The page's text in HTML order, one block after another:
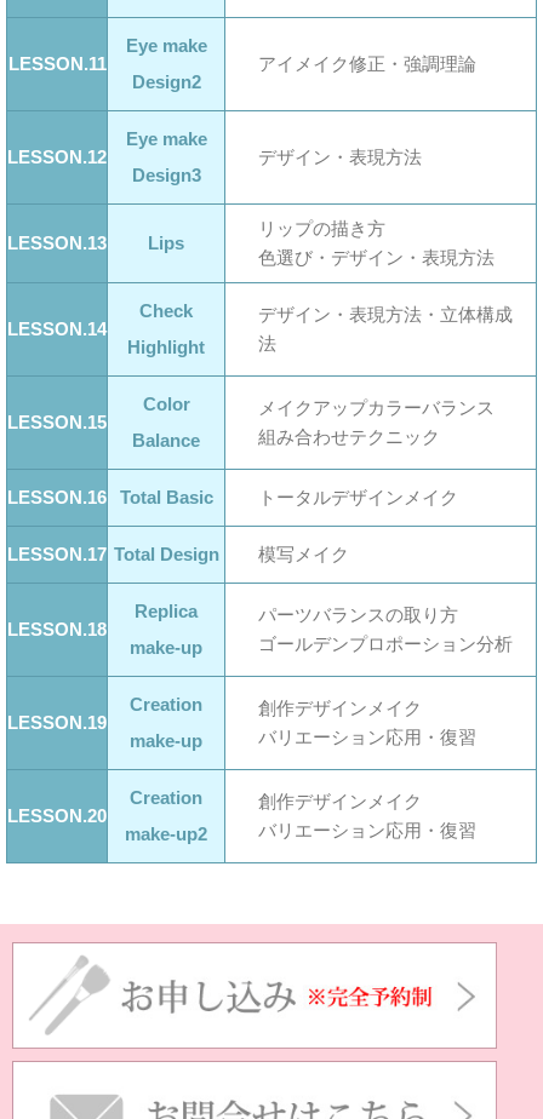
LESSON.11
Eye make
Design2
アイメイク修正・強調理論
LESSON.12
Eye make
Design3
デザイン・表現方法
LESSON.13 Lips
リップの描き方
色選び・デザイン・表現方法
LESSON.14
Check
Highlight
デザイン・表現方法・立体構成
法
LESSON.15
Color
Balance
メイクアップカラーバランス
組み合わせテクニック
LESSON.16 Total Basic トータルデザインメイク
LESSON.17 Total Design 模写メイク
LESSON.18
Replica
make-up
パーツバランスの取り方
ゴールデンプロポーション分析
LESSON.19
Creation
make-up
創作デザインメイク
バリエーション応用・復習
LESSON.20
Creation
make-up2
創作デザインメイク
バリエーション応用・復習